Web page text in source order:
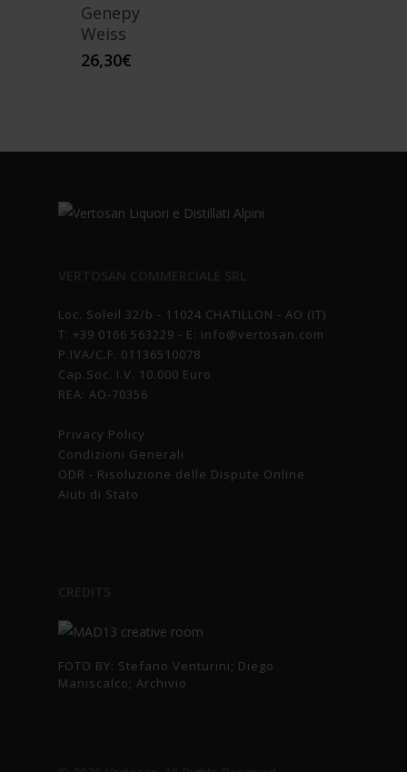
Genepy
Weiss
26,30€
Loc. Soleil 32/b - 11024 CHATILLON - AO (IT)
T: +39 0166 563229 - E: info@vertosan.com
P.IVA/C.F. 01136510078
Cap.Soc. I.V. 10.000 Euro
REA: AO-70356
Privacy Policy
Condizioni Generali
ODR - Risoluzione delle Dispute Online
Aiuti di Stato
FOTO BY: Stefano Venturini; Diego
Maniscalco; Archivio